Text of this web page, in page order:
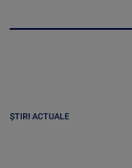
ȘTIRI ACTUALE